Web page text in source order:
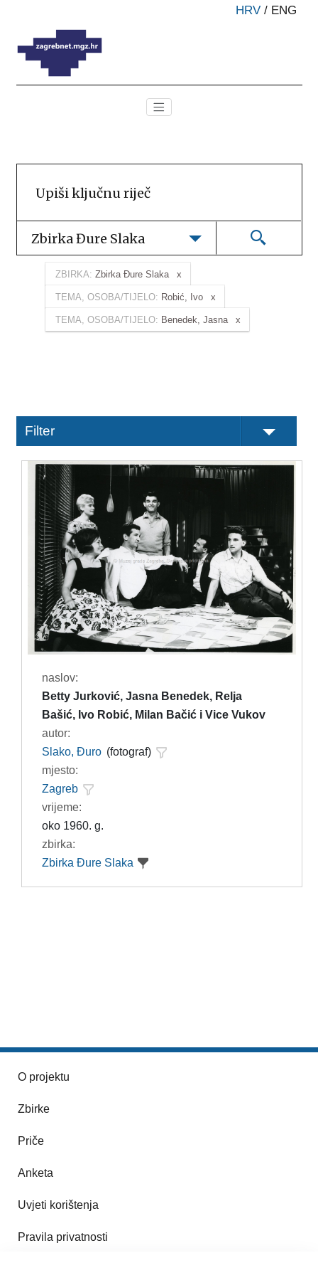
HRV / ENG
Zbirka Đure Slaka
ZBIRKA: Zbirka Đure Slaka
TEMA, OSOBA/TIJELO: Robić, Ivo
TEMA, OSOBA/TIJELO: Benedek, Jasna
Filter
naslov:
Betty Jurković, Jasna Benedek, Relja
Bašić, Ivo Robić, Milan Bačić i Vice Vukov
autor:
Slako, Đuro (fotograf)
mjesto:
Zagreb
vrijeme:
oko 1960. g.
zbirka:
Zbirka Đure Slaka
O projektu
Zbirke
Priče
Anketa
Uvjeti korištenja
Pravila privatnosti